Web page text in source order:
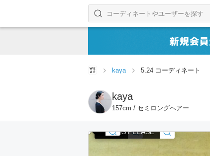
コーディネートやユーザーを探す
検索する
kaya 5.24 コーディネート
kaya
157cm / セミロングヘアー
YAECA
PLEATS PLEASE